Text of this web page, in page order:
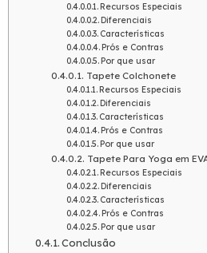
Recursos Especiais
Diferenciais
Características
Prós e Contras
Por que usar
Tapete Colchonete
Recursos Especiais
Diferenciais
Características
Prós e Contras
Por que usar
Tapete Para Yoga em
Recursos Especiais
Diferenciais
Características
Prós e Contras
Por que usar
Conclusão